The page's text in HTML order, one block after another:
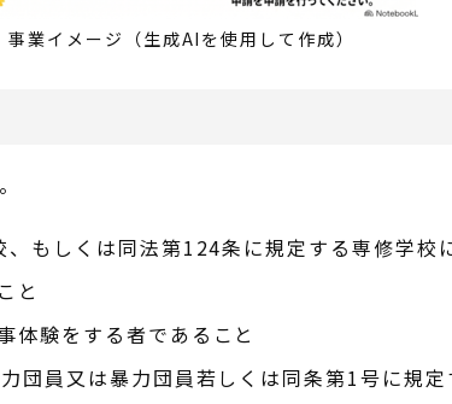
事業イメージ（生成AIを使用して作成）
もしくは同法第124条に規定する専修学校
と
体験をする者であること
団員又は暴力団員若しくは同条第1号に規